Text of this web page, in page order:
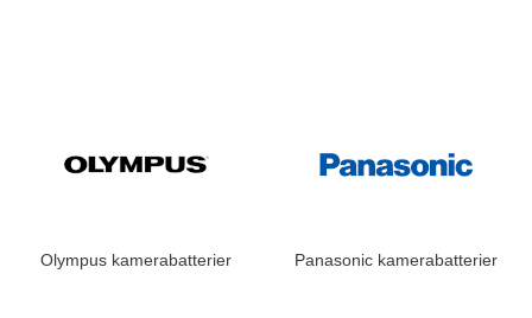
Olympus kamerabatterier Panasonic kamerabatterier